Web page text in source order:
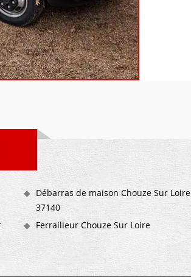
Débarras de maison Chouze Sur Loire
37140
Ferrailleur Chouze Sur Loire